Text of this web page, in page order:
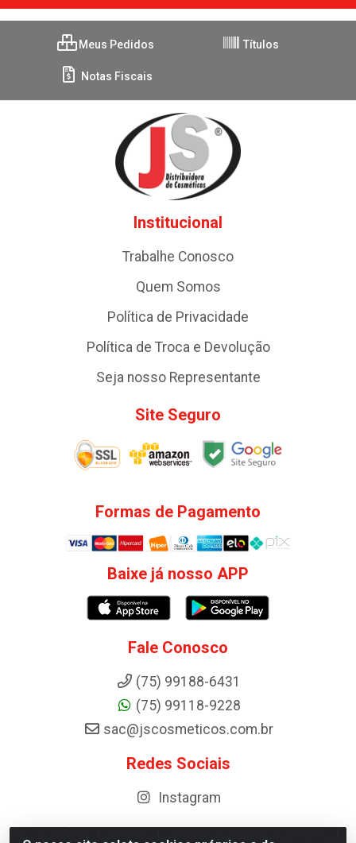
Meus Pedidos Títulos
Notas Fiscais
Institucional
Trabalhe Conosco
Quem Somos
Política de Privacidade
Política de Troca e Devolução
Seja nosso Representante
Site Seguro
Formas de Pagamento
Baixe já nosso APP
Fale Conosco
(75) 99188-6431
(75) 99118-9228
sac@jscosmeticos.com.br
Redes Sociais
Instagram